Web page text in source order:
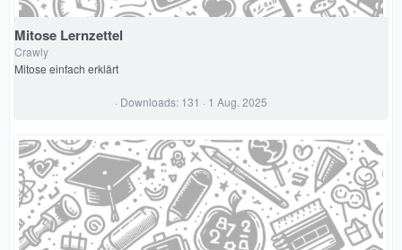
Mitose Lernzettel
Crawly
Mitose einfach erklärt
0
0
S
t
e
r
n
(
e
)
Downloads 131 1 Aug. 2025